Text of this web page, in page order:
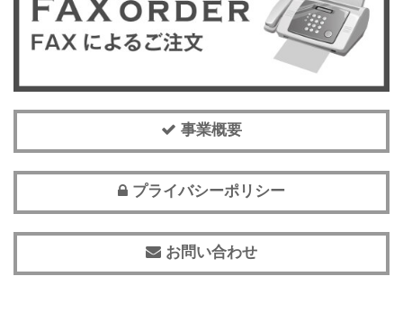
事業概要
プライバシーポリシー
お問い合わせ